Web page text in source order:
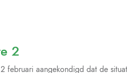
2
februari aangekondigd dat de